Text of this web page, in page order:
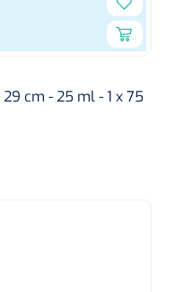
cm - 25 ml - 1 x 75